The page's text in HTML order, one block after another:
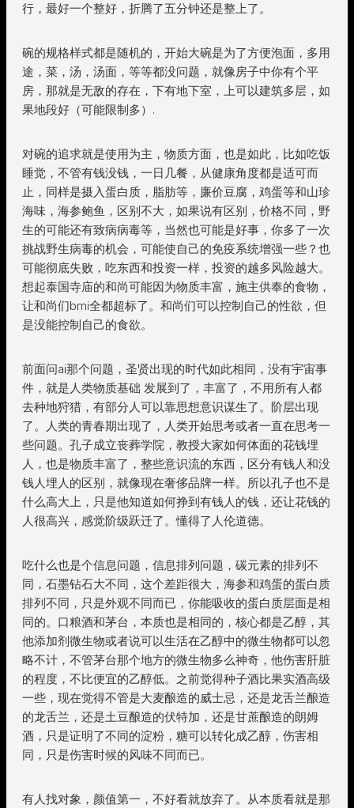
行，最好一个整好，折腾了五分钟还是整上了。
碗的规格样式都是随机的，开始大碗是为了方便泡面，多用
途，菜，汤，汤面，等等都没问题，就像房子中你有个平
房，那就是无敌的存在，下有地下室，上可以建筑多层，如
果地段好（可能限制多）.
对碗的追求就是使用为主，物质方面，也是如此，比如吃饭
睡觉，不管有钱没钱，一日几餐，从健康角度都是适可而
止，同样是摄入蛋白质，脂肪等，廉价豆腐，鸡蛋等和山珍
海味，海参鲍鱼，区别不大，如果说有区别，价格不同，野
生的可能还有致病病毒等，当然也可能是好事，你多了一次
挑战野生病毒的机会，可能使自己的免疫系统增强一些？也
可能彻底失败，吃东西和投资一样，投资的越多风险越大。
想起泰国寺庙的和尚可能因为物质丰富，施主供奉的食物，
让和尚们bmi全都超标了。和尚们可以控制自己的性欲，但
是没能控制自己的食欲。
前面问ai那个问题，圣贤出现的时代如此相同，没有宇宙事
件，就是人类物质基础 发展到了，丰富了，不用所有人都
去种地狩猎，有部分人可以靠思想意识谋生了。阶层出现
了。人类的青春期出现了，人类开始思考或者一直在思考一
些问题。孔子成立丧葬学院，教授大家如何体面的花钱埋
人，也是物质丰富了，整些意识流的东西，区分有钱人和没
钱人埋人的区别，就像现在奢侈品牌一样。所以孔子也不是
什么高大上，只是他知道如何挣到有钱人的钱，还让花钱的
人很高兴，感觉阶级跃迁了。懂得了人伦道德。
吃什么也是个信息问题，信息排列问题，碳元素的排列不
同，石墨钻石大不同，这个差距很大，海参和鸡蛋的蛋白质
排列不同，只是外观不同而已，你能吸收的蛋白质层面是相
同的。口粮酒和茅台，本质也是相同的，核心都是乙醇，其
他添加剂微生物或者说可以生活在乙醇中的微生物都可以忽
略不计，不管茅台那个地方的微生物多么神奇，他伤害肝脏
的程度，不比便宜的乙醇低。之前觉得种子酒比果实酒高级
一些，现在觉得不管是大麦酿造的威士忌，还是龙舌兰酿造
的龙舌兰，还是土豆酿造的伏特加，还是甘蔗酿造的朗姆
酒，只是证明了不同的淀粉，糖可以转化成乙醇，伤害相
同，只是伤害时候的风味不同而已。
有人找对象，颜值第一，不好看就放弃了。从本质看就是那